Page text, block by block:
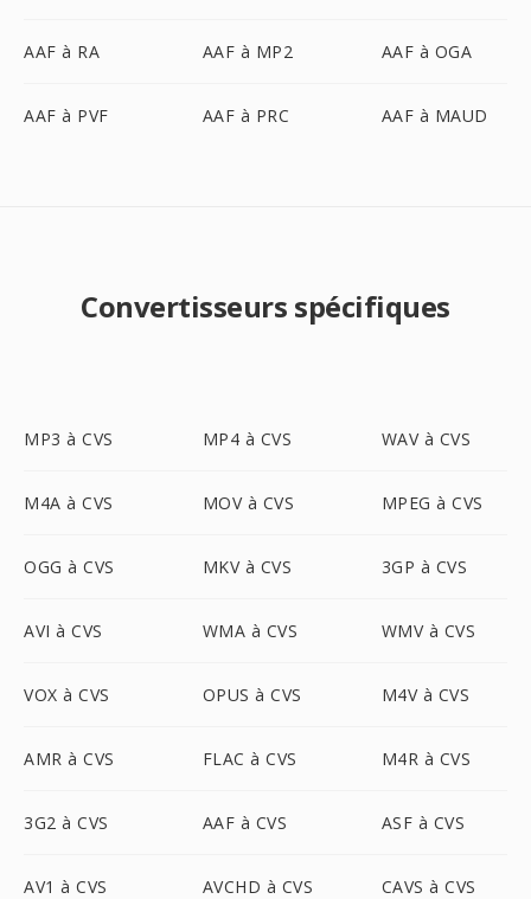
AAF à RA AAF à MP2 AAF à OGA
AAF à PVF AAF à PRC AAF à MAUD
Convertisseurs spécifiques
MP3 à CVS MP4 à CVS WAV à CVS
M4A à CVS MOV à CVS MPEG à CVS
OGG à CVS MKV à CVS 3GP à CVS
AVI à CVS WMA à CVS WMV à CVS
VOX à CVS OPUS à CVS M4V à CVS
AMR à CVS FLAC à CVS M4R à CVS
3G2 à CVS AAF à CVS ASF à CVS
AV1 à CVS AVCHD à CVS CAVS à CVS